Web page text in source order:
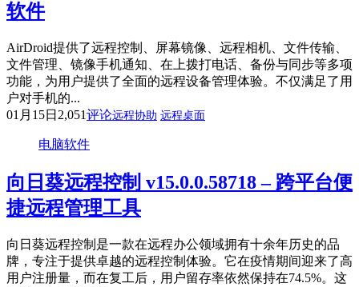
软件
AirDroid提供了远程控制、屏幕镜像、远程相机、文件传输、
文件管理、镜像手机通知、在上拨打电话、备份与同步等多项
功能，为用户提供了全面的远程设备管理体验。不仅满足了用
户对手机的...
01月15日 2,051评论远程协助 远程桌面
电脑软件
向日葵远程控制 v15.0.0.58718 – 跨平台便
捷远程管理工具
向日葵远程控制是一款在远程办公领域拥有十余年历史的品
牌，专注于提供卓越的远程控制体验。它在疫情期间迎来了高
用户注册量，而在复工后，用户留存率依然保持在74.5%。这